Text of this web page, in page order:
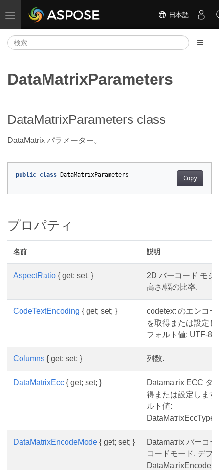
ナビゲーションの切り替え 日本語
DataMatrixParameters
DataMatrixParameters class
DataMatrix パラメーター。
Copy
public class DataMatrixParameters
プロパティ
名前 説明
AspectRatio { get; set; }
2D バーコード モジ
高さ/幅の比率.
CodeTextEncoding { get; set; }
codetext のエンコ
を取得または設定
フォルト値: UTF-8
Columns { get; set; } 列数.
DataMatrixEcc { get; set; }
Datamatrix ECC タ
得または設定します
ルト値:
DataMatrixEncodeMode { get; set; }
Datamatrix バーコ
コードモード. デフ